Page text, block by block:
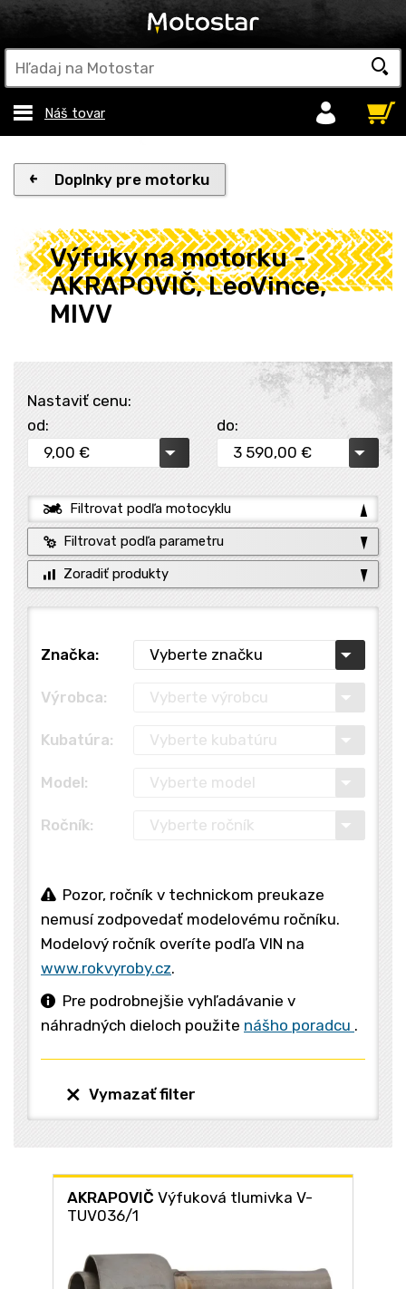
Náš tovar
Doplnky pre motorku
Výfuky na motorku -
AKRAPOVIČ, LeoVince,
MIVV
Nastaviť cenu:
od:
do:
Filtrovat podľa motocyklu
Filtrovat podľa parametru
Zoradiť produkty
Značka:
Výrobca:
Kubatúra:
Model:
Ročník:
Pozor, ročník v technickom preukaze
nemusí zodpovedať modelovému ročníku.
Modelový ročník overíte podľa VIN na
www.rokvyroby.cz.
Pre podrobnejšie vyhľadávanie v
náhradných dieloch použite nášho poradcu .
Vymazať filter
AKRAPOVIČ Výfuková tlumivka V-
TUV036/1